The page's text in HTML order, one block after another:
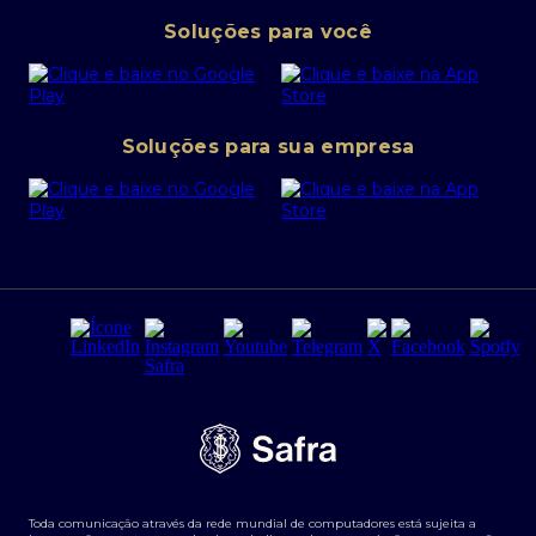
Canal de denúncias
Política de Segurança Cibernética
Portal da Privacidade
PRSAC
Regras e Parâmetros de Atuação Banco Safra
Segurança da Informação
Tarifas e serviços Pessoa Física
Transparência de remuneração
Abra sua conta PJ
SafraPay
Cartão Safra Empresas
Empréstimo e financiamentos PJ
Derivativos
Agronegócios
Soluções para você
Soluções para sua empresa
Toda comunicação através da rede mundial de computadores está sujeita a